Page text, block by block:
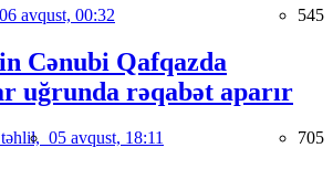
06 avqust, 00:32 545
Cənubi Qafqazda
uğrunda rəqabət aparır
05 avqust, 18:11 705